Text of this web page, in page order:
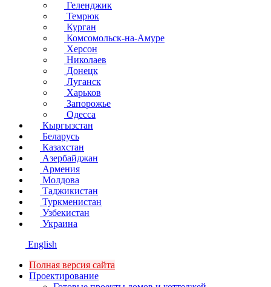
Геленджик
Темрюк
Курган
Комсомольск-на-Амуре
Херсон
Николаев
Донецк
Луганск
Харьков
Запорожье
Одесса
Кыргызстан
Беларусь
Казахстан
Азербайджан
Армения
Молдова
Таджикистан
Туркменистан
Узбекистан
Украина
English
Полная версия сайта
Проектирование